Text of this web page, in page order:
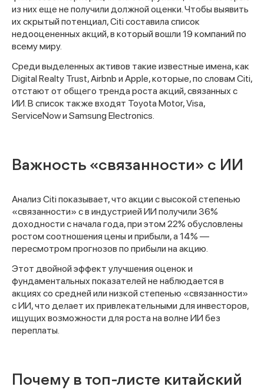
из них еще не получили должной оценки. Чтобы выявить
их скрытый потенциал, Citi составила список
недооцененных акций, в который вошли 19 компаний по
всему миру.
Среди выделенных активов такие известные имена, как
Digital Realty Trust, Airbnb и Apple, которые, по словам Citi,
отстают от общего тренда роста акций, связанных с
ИИ. В список также входят Toyota Motor, Visa,
ServiceNow и Samsung Electronics.
Важность «связанности» с ИИ
Анализ Citi показывает, что акции с высокой степенью
«связанности» с в индустрией ИИ получили 36%
доходности с начала года, при этом 22% обусловлены
ростом соотношения цены и прибыли, а 14% —
пересмотром прогнозов по прибыли на акцию.
Этот двойной эффект улучшения оценок и
фундаментальных показателей не наблюдается в
акциях со средней или низкой степенью «связанности»
с ИИ, что делает их привлекательными для инвесторов,
ищущих возможности для роста на волне ИИ без
переплаты.
Почему в топ-листе китайский